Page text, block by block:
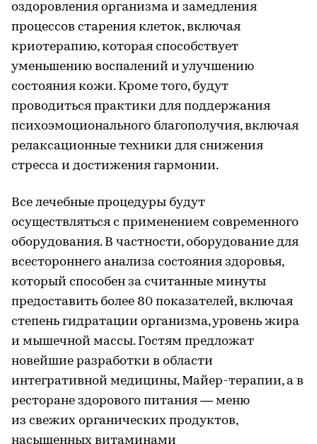
оздоровления организма и замедления
процессов старения клеток, включая
криотерапию, которая способствует
уменьшению воспалений и улучшению
состояния кожи. Кроме того, будут
проводиться практики для поддержания
психоэмоционального благополучия, включая
релаксационные техники для снижения
стресса и достижения гармонии.
Все лечебные процедуры будут
осуществляться с применением современного
оборудования. В частности, оборудование для
всестороннего анализа состояния здоровья,
который способен за считанные минуты
предоставить более 80 показателей, включая
степень гидратации организма, уровень жира
и мышечной массы. Гостям предложат
новейшие разработки в области
интегративной медицины, Майер-терапии, а в
ресторане здорового питания — меню
из свежих органических продуктов,
насыщенных витаминами